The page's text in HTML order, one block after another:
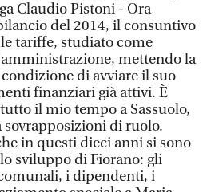
Claudio Pistoni - Ora
del 2014, il consuntivo
tariffe, studiato come
mettendo la
di avviare il suo
finanziari già attivi. È
il mio tempo a Sassuolo,
sovrapposizioni di ruolo.
in questi dieci anni si sono
sviluppo di Fiorano: gli
i dipendenti, i